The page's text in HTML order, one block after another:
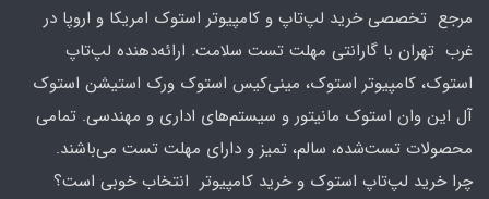
مرجع تخصصی خرید لپ‌تاپ و کامپیوتر استوک امریکا و اروپا در
غرب تهران با گارانتی مهلت تست سلامت. ارائه‌دهنده لپ‌تاپ
استوک، کامپیوتر استوک، مینی‌کیس استوک ورک استیشن استوک
آل این وان استوک مانیتور و سیستم‌های اداری و مهندسی. تمامی
محصولات تست‌شده، سالم، تمیز و دارای مهلت تست می‌باشند.
چرا خرید لپ‌تاپ استوک و خرید کامپیوتر انتخاب خوبی است؟